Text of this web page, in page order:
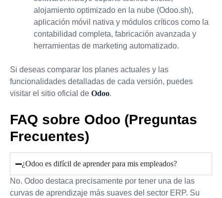
alojamiento optimizado en la nube (Odoo.sh),
aplicación móvil nativa y módulos críticos como la
contabilidad completa, fabricación avanzada y
herramientas de marketing automatizado.
Si deseas comparar los planes actuales y las
funcionalidades detalladas de cada versión, puedes
visitar el sitio oficial de Odoo.
FAQ sobre Odoo (Preguntas
Frecuentes)
¿Odoo es difícil de aprender para mis empleados?
No. Odoo destaca precisamente por tener una de las
curvas de aprendizaje más suaves del sector ERP. Su